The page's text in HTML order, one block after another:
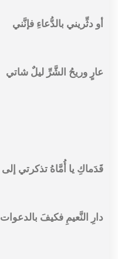
‏أو دثِّريني بالدُّعاءِ فإنَّني
‏عارٍ وريحُ الشَّرِّ ليلٌ شاتي
‏قَدَماكِ يا أُمَّاهُ تذكرتي إلى
‏دارِ النَّعيمِ فكيفَ بالدعوات